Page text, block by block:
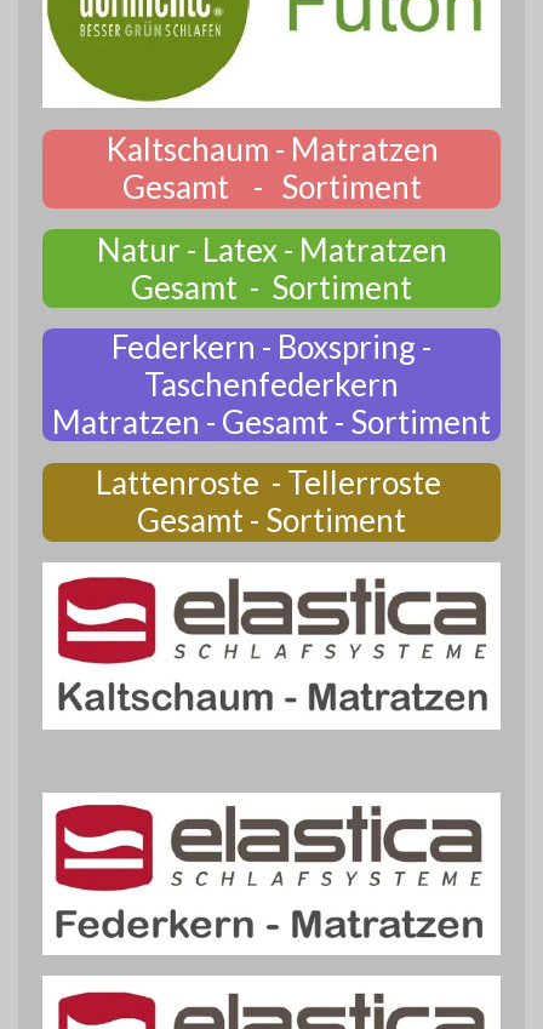
Kaltschaum - Matratzen
Gesamt - Sortiment
Natur - Latex - Matratzen
Gesamt - Sortiment
Federkern - Boxspring -
Taschenfederkern
Matratzen - Gesamt - Sortiment
Lattenroste - Tellerroste
Gesamt - Sortiment